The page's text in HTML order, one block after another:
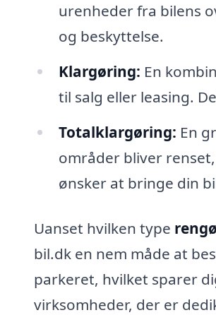
urenheder fra bilens
og beskyttelse.
Klargøring: En
til salg eller leasing.
Totalklargøring: En
områder bliver
ønsker at bringe din
Uanset hvilken type
bil.dk en nem måde at
parkeret, hvilket sparer
virksomheder, der er